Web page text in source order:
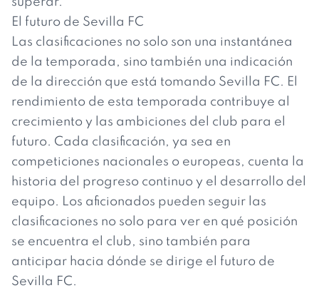
El futuro de Sevilla FC
Las clasificaciones no solo son una instantánea
de la temporada, sino también una indicación
de la dirección que está tomando Sevilla FC. El
rendimiento de esta temporada contribuye al
crecimiento y las ambiciones del club para el
futuro. Cada clasificación, ya sea en
competiciones nacionales o europeas, cuenta la
historia del progreso continuo y el desarrollo del
equipo. Los aficionados pueden seguir las
clasificaciones no solo para ver en qué posición
se encuentra el club, sino también para
anticipar hacia dónde se dirige el futuro de
Sevilla FC.